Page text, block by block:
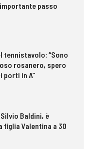
passo
tennistavolo: “Sono
rosanero, spero
porti in A”
Baldini, è
figlia Valentina a 30